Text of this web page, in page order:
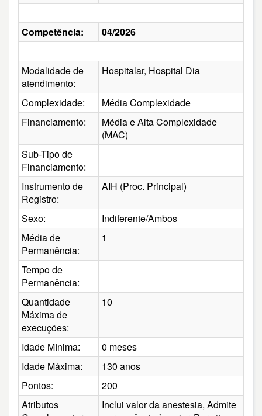
Competência: 04/2026
Modalidade de
atendimento:
Hospitalar, Hospital Dia
Complexidade:
Média Complexidade
Financiamento:
Média e Alta Complexidade
(MAC)
Sub-Tipo de
Financiamento:
Instrumento de
Registro:
AIH (Proc. Principal)
Sexo:
Indiferente/Ambos
Média de
Permanência:
1
Tempo de
Permanência:
Quantidade
Máxima de
execuções:
10
Idade Mínima:
0 meses
Idade Máxima:
130 anos
Pontos:
200
Atributos
Inclui valor da anestesia, Admite